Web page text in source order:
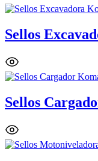
Sellos
Sellos